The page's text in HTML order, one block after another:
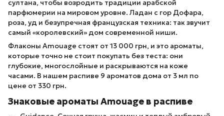
султана, чтобы возродить традиции арабской
парфюмерии на мировом уровне. Ладан с гор Дофара,
роза, уд и безупречная французская техника: так звучит
самый «королевский» дом современной ниши.
Флаконы Amouage стоят от 13 000 грн, и это ароматы,
которые точно не стоит покупать без теста: они
глубокие, многослойные и раскрываются на коже
часами. В нашем распиве 9 ароматов дома от 3 мл по
цене от 330 грн.
Знаковые ароматы Amouage в распиве